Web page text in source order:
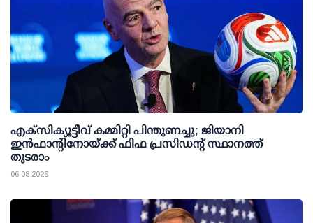
എക്സിക്യൂട്ടീവ് കമ്മിറ്റി പിന്തുണച്ചു; ജിയാനി
ഇന്‍ഫാന്റിനോയ്ക്ക് ഫിഫ പ്രസിഡന്റ് സ്ഥാനത്ത്
തുടരാം
06 08 2026